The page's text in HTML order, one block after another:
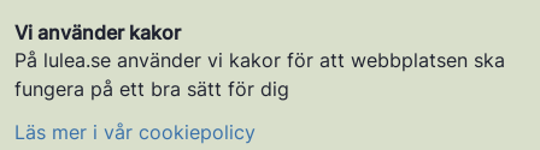
Vi använder kakor
På lulea.se använder vi kakor för att webbplatsen ska
fungera på ett bra sätt för dig
Läs mer i vår cookiepolicy